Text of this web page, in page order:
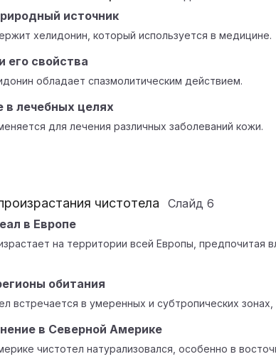
источник
хелидонин, который используется в медицине.
его свойства
обладает спазмолитическим действием.
в лечебных целях
для лечения различных заболеваний кожи.
чистотела Слайд 6
в Европе
на территории всей Европы, предпочитая
обитания
встречается в умеренных и субтропических
в Северной Америке
чистотел натурализовался, особенно в